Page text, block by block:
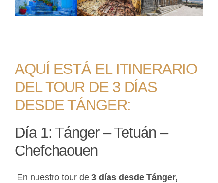
AQUÍ ESTÁ EL ITINERARIO
DEL TOUR DE 3 DÍAS
DESDE TÁNGER:
Día 1: Tánger – Tetuán –
Chefchaouen
En nuestro tour de 3 días desde Tánger,